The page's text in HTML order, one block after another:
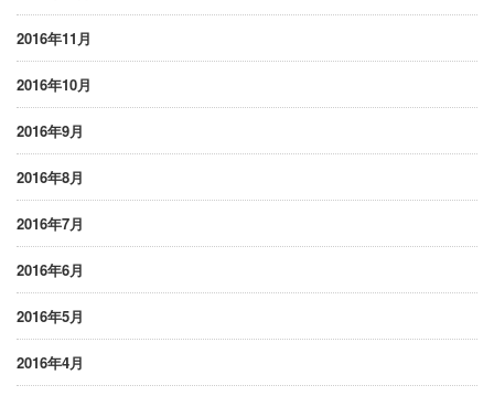
2016年11月
2016年10月
2016年9月
2016年8月
2016年7月
2016年6月
2016年5月
2016年4月